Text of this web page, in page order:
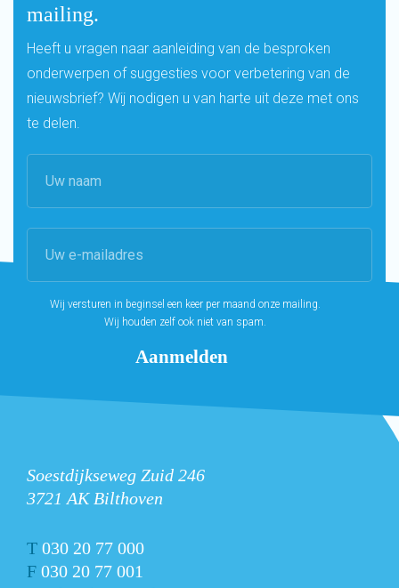
mailing.
Heeft u vragen naar aanleiding van de besproken
onderwerpen of suggesties voor verbetering van de
nieuwsbrief? Wij nodigen u van harte uit deze met ons
te delen.
Wij versturen in beginsel een keer per maand onze mailing.
Wij houden zelf ook niet van spam.
Soestdijkseweg Zuid 246
3721 AK Bilthoven
T 030 20 77 000
F 030 20 77 001